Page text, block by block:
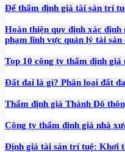
Để thẩm định giá tài sản trí
Hoàn thiện quy định xác
phạm lĩnh vực quản lý tài sản
Top 10 công ty thẩm định giá
Đất đai là gì? Phân loại đất
Thẩm định giá Thành Đô
Công ty thẩm định giá nhà
Định giá tài sản trí tuệ: Khơi